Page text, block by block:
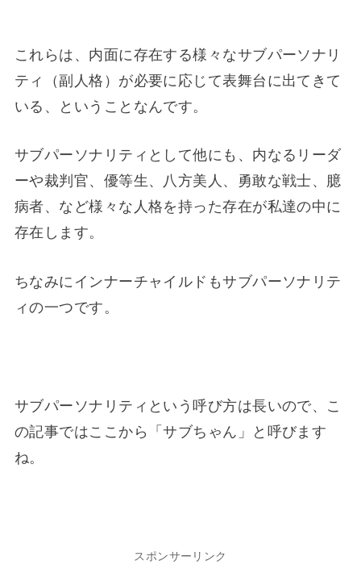
これらは、内面に存在する様々なサブパーソナリ
ティ（副人格）が必要に応じて表舞台に出てきて
いる、ということなんです。
サブパーソナリティとして他にも、内なるリーダ
ーや裁判官、優等生、八方美人、勇敢な戦士、臆
病者、など様々な人格を持った存在が私達の中に
存在します。
ちなみにインナーチャイルドもサブパーソナリテ
ィの一つです。
サブパーソナリティという呼び方は長いので、こ
の記事ではここから「サブちゃん」と呼びます
ね。
スポンサーリンク